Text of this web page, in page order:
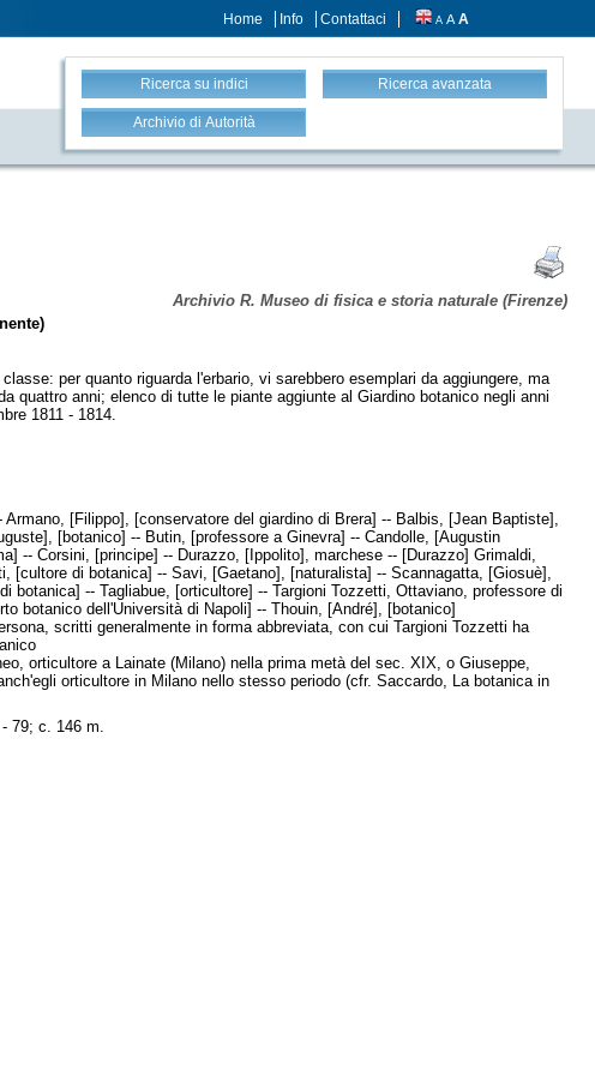
Home Info Contattaci A A A
Ricerca su indici Ricerca avanzata
Archivio di Autorità